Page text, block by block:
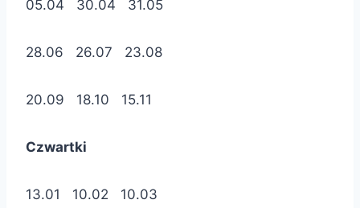
05.04 30.04 31.05
28.06 26.07 23.08
20.09 18.10 15.11
Czwartki
13.01 10.02 10.03